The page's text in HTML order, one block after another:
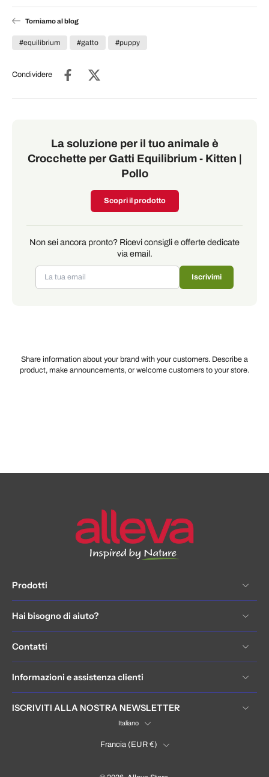
Torniamo al blog
#equilibrium #gatto #puppy
Condividere
La soluzione per il tuo animale è
Crocchette per Gatti Equilibrium - Kitten |
Pollo
Scopri il prodotto
Non sei ancora pronto? Ricevi consigli e offerte dedicate
via email.
Iscrivimi
Share information about your brand with your customers. Describe a
product, make announcements, or welcome customers to your store.
Prodotti
Hai bisogno di aiuto?
Contatti
Informazioni e assistenza clienti
ISCRIVITI ALLA NOSTRA NEWSLETTER
Italiano
Francia ‎(EUR €)‎